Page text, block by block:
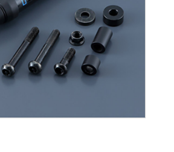
MT-07 Y-AMT
550+
MT-03
CYGNUS X
125
FORCE 2.0